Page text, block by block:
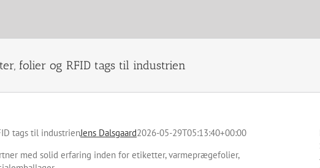
folier og RFID tags til industrien
tags til industrienJens Dalsgaard2026-05-29T05:13:40+00:00
med solid erfaring inden for etiketter, varmeprægefolier,